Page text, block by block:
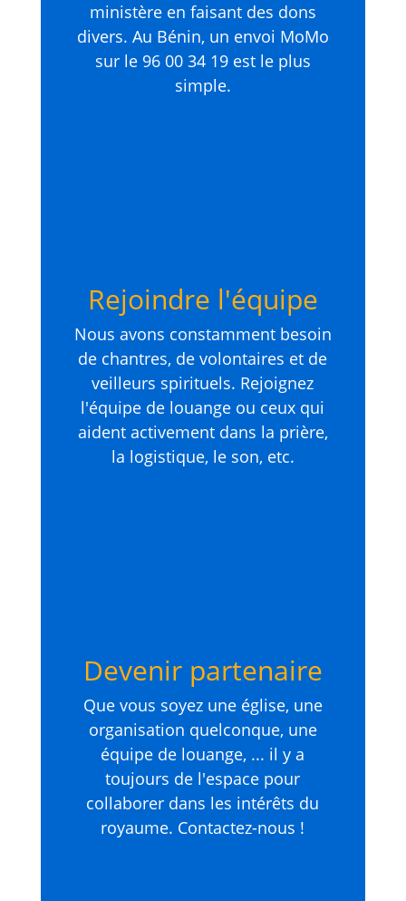
ministère en faisant des dons
divers. Au Bénin, un envoi MoMo
sur le 96 00 34 19 est le plus
simple.
Rejoindre l'équipe
Nous avons constamment besoin
de chantres, de volontaires et de
veilleurs spirituels. Rejoignez
l'équipe de louange ou ceux qui
aident activement dans la prière,
la logistique, le son, etc.
Devenir partenaire
Que vous soyez une église, une
organisation quelconque, une
équipe de louange, ... il y a
toujours de l'espace pour
collaborer dans les intérêts du
royaume. Contactez-nous !